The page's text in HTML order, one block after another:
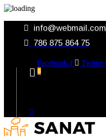
info@webmail.com
786 875 864 75
Facebook-f Twitter
0